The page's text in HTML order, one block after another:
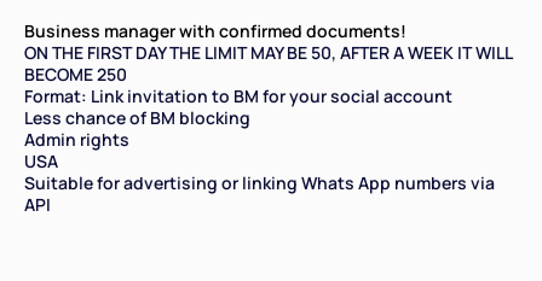
Business manager with confirmed documents!
ON THE FIRST DAY THE LIMIT MAY BE 50, AFTER A WEEK IT WILL
BECOME 250
Format: Link invitation to BM for your social account
Less chance of BM blocking
Admin rights
USA
Suitable for advertising or linking Whats App numbers via
API
Всего товара в корзине
Сумма к оплате (без скидок)
Руб.